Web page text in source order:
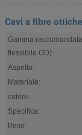
Cavi a fibre
Gamma
flessibile OD):
Aspetto:
Materiale:
colore:
Specifica:
Peso: